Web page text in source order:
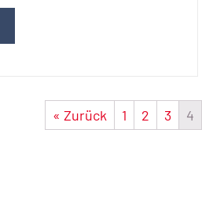
« Zurück 1 2 3 4